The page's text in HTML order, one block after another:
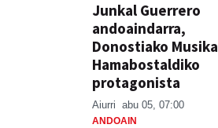
Junkal Guerrero
andoaindarra,
Donostiako Musika
Hamabostaldiko
protagonista
Aiurri abu 05, 07:00
ANDOAIN